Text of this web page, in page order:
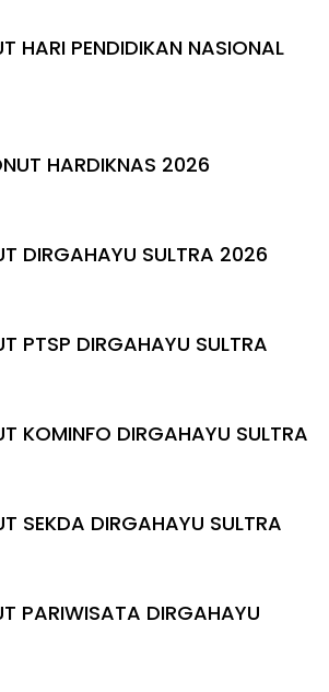
HARI PENDIDIKAN NASIONAL
HARDIKNAS 2026
DIRGAHAYU SULTRA 2026
PTSP DIRGAHAYU SULTRA
KOMINFO DIRGAHAYU SULTRA
SEKDA DIRGAHAYU SULTRA
PARIWISATA DIRGAHAYU